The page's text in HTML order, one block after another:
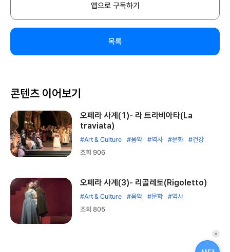
앱으로 구독하기
목록
콘텐츠 이어보기
오페라 사계(1)- 라 트라비아타(La
traviata)
#Art & Culture #음악 #역사 #문화
#건강
조회 906
오페라 사계(3)- 리골레토(Rigoletto)
#Art & Culture #음악 #문학
#역사
조회 805
퀵
메